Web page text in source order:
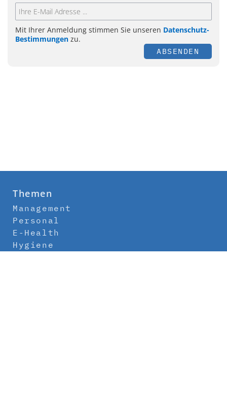
Mit Ihrer Anmeldung stimmen Sie unseren Datenschutz-
Bestimmungen zu.
ABSENDEN
Themen
Management
Personal
E-Health
Hygiene